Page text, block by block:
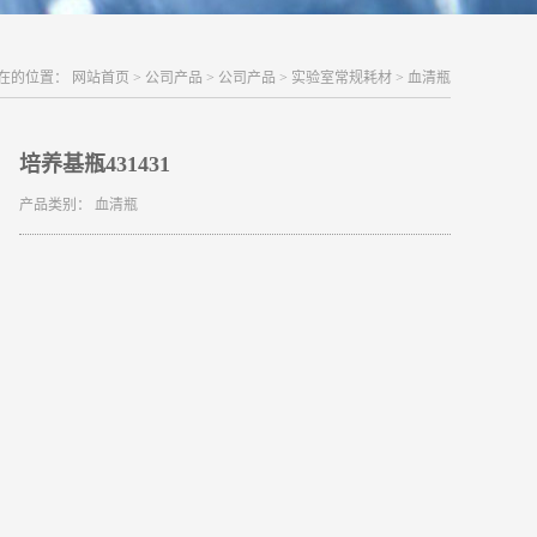
的位置： 网站首页 > 公司产品 > 公司产品 > 实验室常规耗材 > 血清瓶
培养基瓶431431
产品类别： 血清瓶